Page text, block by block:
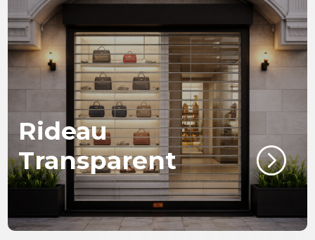
Rideau
Transparent
=